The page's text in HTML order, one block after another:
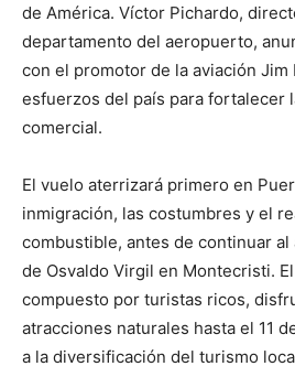
de América. Víctor Pichardo,
departamento del aeropuerto,
con el promotor de la aviación Jim
esfuerzos del país para fortalecer
comercial.
El vuelo aterrizará primero en
inmigración, las costumbres y el
combustible, antes de continuar
de Osvaldo Virgil en Montecristi.
compuesto por turistas ricos,
atracciones naturales hasta el 11
a la diversificación del turismo